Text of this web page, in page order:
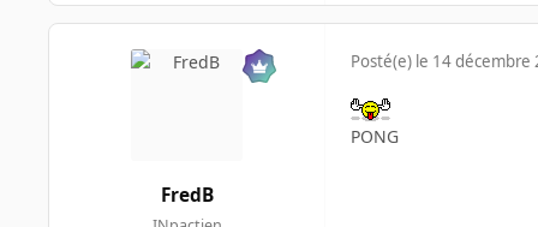
FredB
Posté(e) le 14 décembre
PONG